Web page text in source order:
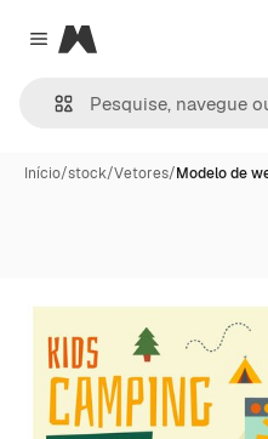
Close menu
Magnific
Início/stock/Vetores/Modelo de